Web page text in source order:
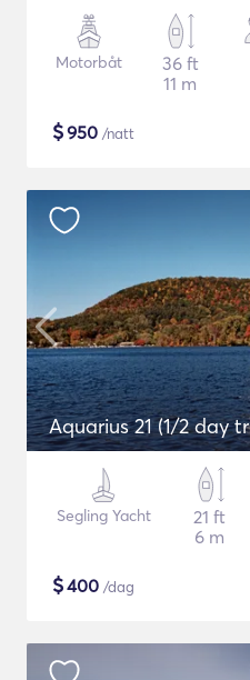
Motorbåt
36 ft
11 m
$950 /natt
Aquarius 21 (1/2 day
Segling Yacht
21 ft
6 m
$400 /dag